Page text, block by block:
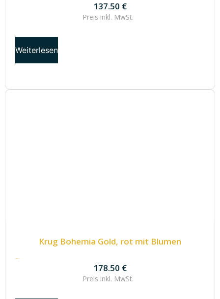
137.50 €
Preis inkl. MwSt.
Weiterlesen
Krug Bohemia Gold, rot mit Blumen
178.50 €
178.50 €
Preis inkl. MwSt.